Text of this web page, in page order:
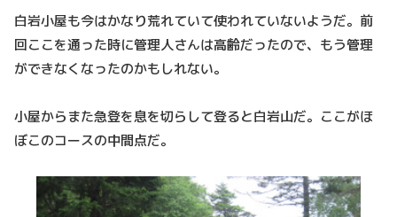
白岩小屋も今はかなり荒れていて使われていないようだ。前
回ここを通った時に管理人さんは高齢だったので、もう管理
ができなくなったのかもしれない。
小屋からまた急登を息を切らして登ると白岩山だ。ここがほ
ぼこのコースの中間点だ。